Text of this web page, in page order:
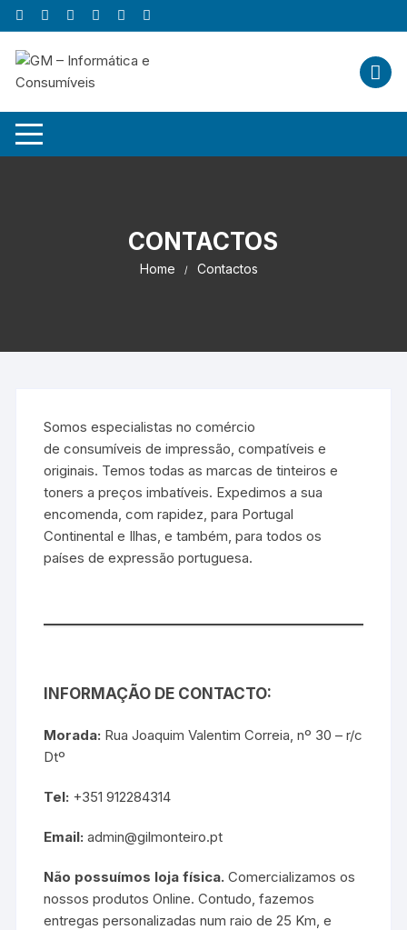
Skip
to
content
CONTACTOS
Home Contactos
Somos especialistas no comércio
de consumíveis de impressão, compatíveis e
originais. Temos todas as marcas de tinteiros e
toners a preços imbatíveis. Expedimos a sua
encomenda, com rapidez, para Portugal
Continental e Ilhas, e também, para todos os
países de expressão portuguesa.
INFORMAÇÃO DE CONTACTO:
Morada: Rua Joaquim Valentim Correia, nº 30 – r/c
Dtº
Tel: +351 912284314
Email:admin@gilmonteiro.pt
Não possuímos loja física.Comercializamos os
nossos produtos Online. Contudo, fazemos
entregas personalizadas num raio de 25 Km, e